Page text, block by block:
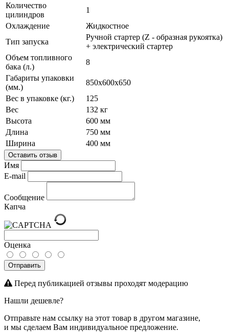
Количество
цилиндров
1
Охлаждение
Жидкостное
Тип запуска
Ручной стартер (Z - образная рукоятка)
+ электрический стартер
Объем топливного
бака (л.)
8
Габариты упаковки
(мм.)
850х600х650
Вес в упаковке (кг.)
125
Вес
132 кг
Высота
600 мм
Длина
750 мм
Ширина
400 мм
Оставить отзыв
Имя
E-mail
Сообщение
Капча
Оценка
Отправить
Перед публикацией отзывы проходят модерацию
Нашли дешевле?
Отправьте нам ссылку на этот товар в другом магазине,
и мы сделаем Вам индивидуальное предложение.